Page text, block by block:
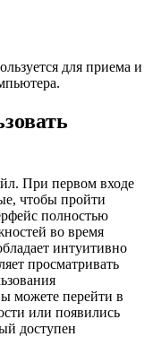
для приема и
При первом входе
чтобы пройти
полностью
во время
интуитивно
просматривать
можете перейти в
или появились
доступен